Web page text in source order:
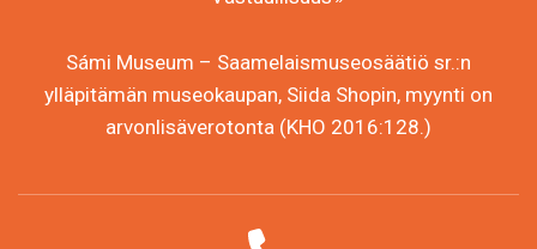
Sámi Museum – Saamelaismuseosäätiö sr.:n
ylläpitämän museokaupan, Siida Shopin, myynti on
arvonlisäverotonta (KHO 2016:128.)